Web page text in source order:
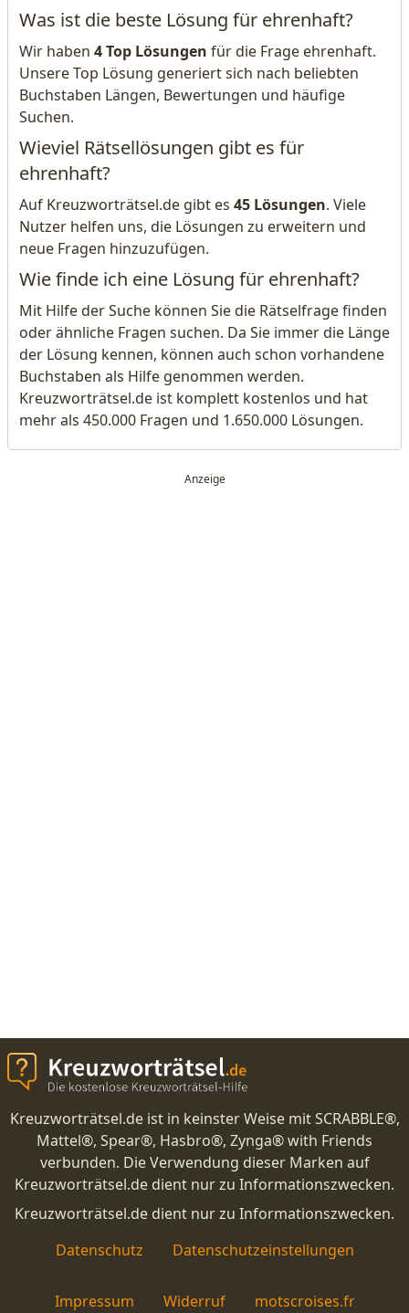
Was ist die beste Lösung für ehrenhaft?
Wir haben 4 Top Lösungen für die Frage ehrenhaft.
Unsere Top Lösung generiert sich nach beliebten
Buchstaben Längen, Bewertungen und häufige
Suchen.
Wieviel Rätsellösungen gibt es für
ehrenhaft?
Auf Kreuzworträtsel.de gibt es 45 Lösungen. Viele
Nutzer helfen uns, die Lösungen zu erweitern und
neue Fragen hinzuzufügen.
Wie finde ich eine Lösung für ehrenhaft?
Mit Hilfe der Suche können Sie die Rätselfrage finden
oder ähnliche Fragen suchen. Da Sie immer die Länge
der Lösung kennen, können auch schon vorhandene
Buchstaben als Hilfe genommen werden.
Kreuzworträtsel.de ist komplett kostenlos und hat
mehr als 450.000 Fragen und 1.650.000 Lösungen.
Kreuzworträtsel.de ist in keinster Weise mit SCRABBLE®,
Mattel®, Spear®, Hasbro®, Zynga® with Friends
verbunden. Die Verwendung dieser Marken auf
Kreuzworträtsel.de dient nur zu Informationszwecken.
Kreuzworträtsel.de dient nur zu Informationszwecken.
Datenschutz
Datenschutzeinstellungen
Impressum Widerruf motscroises.fr